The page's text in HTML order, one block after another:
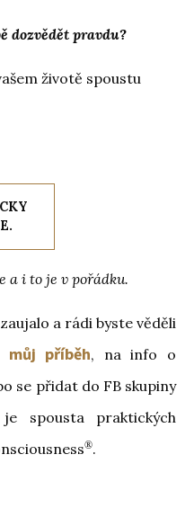
dozvědět pravdu?
životě spoustu
a i to je v pořádku.
a rádi byste věděli
můj příběh, na info o
se přidat do FB skupiny
spousta praktických
®.